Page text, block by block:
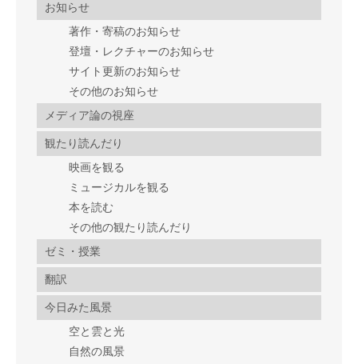
お知らせ
著作・寄稿のお知らせ
登壇・レクチャーのお知らせ
サイト更新のお知らせ
その他のお知らせ
メディア論の視座
観たり読んだり
映画を観る
ミュージカルを観る
本を読む
その他の観たり読んだり
ゼミ・授業
翻訳
今日みた風景
空と雲と光
自然の風景